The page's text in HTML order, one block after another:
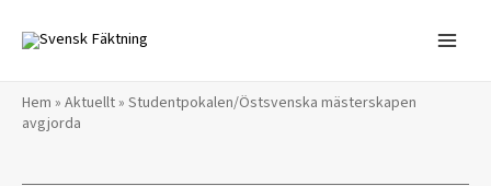
innehåll
Hem » Aktuellt» Studentpokalen/Östsvenska mästerskapen
avgjorda